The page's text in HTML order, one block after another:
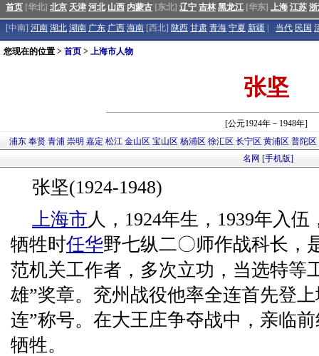
首页 [华北] 北京 天津 河北 山西 内蒙古 [东北] 辽宁 吉林 黑龙江 [华东] 上海 江苏
[中南] 河南 湖北 湖南 广东 广西 海南 [西北] 陕西 甘肃 青海 宁夏 新疆 当代 民国
您现在的位置 > 首页 > 上海市人物
张坚
[公元1924年－1948年]
浦东 奉贤 青浦 崇明 嘉定 松江 金山区 宝山区 杨浦区 徐汇区 长宁区 黄浦区 普陀区
名网 [手机版]
张坚(1924-1948)
上海市人，1924年生，1939年入
牺牲时任华野七纵二〇师作战科长，
范机关工作者，多次立功，当选特等
雄”奖章。兖州战役他率全连首先登
连”称号。在大王庄争夺战中，亲临
牺牲。